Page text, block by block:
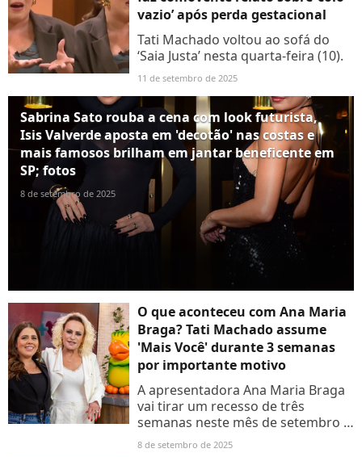
vazio’ após perda gestacional
Tati Machado voltou ao sofá do
‘Saia Justa’ nesta quarta-feira (10).
11 de setembro de 2025
Sabrina Sato rouba a cena com look futurista,
Isis Valverde aposta em 'decotão' nas costas e
mais famosos brilham em jantar beneficente em
SP; fotos
8 de setembro de 2025
O que aconteceu com Ana Maria
Braga? Tati Machado assume
'Mais Você' durante 3 semanas
por importante motivo
A apresentadora Ana Maria Braga
vai tirar um recesso de três
semanas neste mês de setembro e
Tati Machado é sua substituta
8 de setembro de 2025